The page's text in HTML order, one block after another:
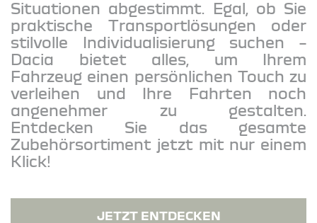
Situationen abgestimmt. Egal, ob Sie
praktische Transportlösungen oder
stilvolle Individualisierung suchen –
Dacia bietet alles, um Ihrem
Fahrzeug einen persönlichen Touch zu
verleihen und Ihre Fahrten noch
angenehmer zu gestalten.
Entdecken Sie das gesamte
Zubehörsortiment jetzt mit nur einem
Klick!
JETZT ENTDECKEN